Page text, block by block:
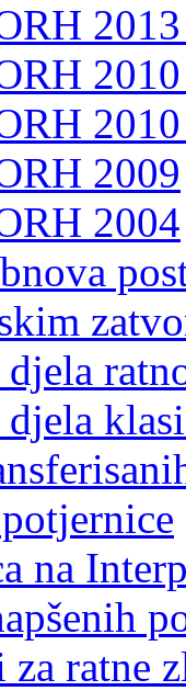
2009
2004
djela
djela
na
za ratne